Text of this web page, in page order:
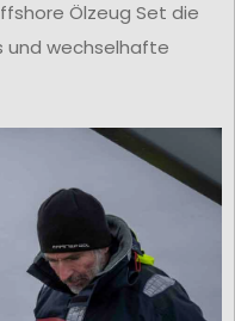
Ölzeug Set die
und wechselhafte